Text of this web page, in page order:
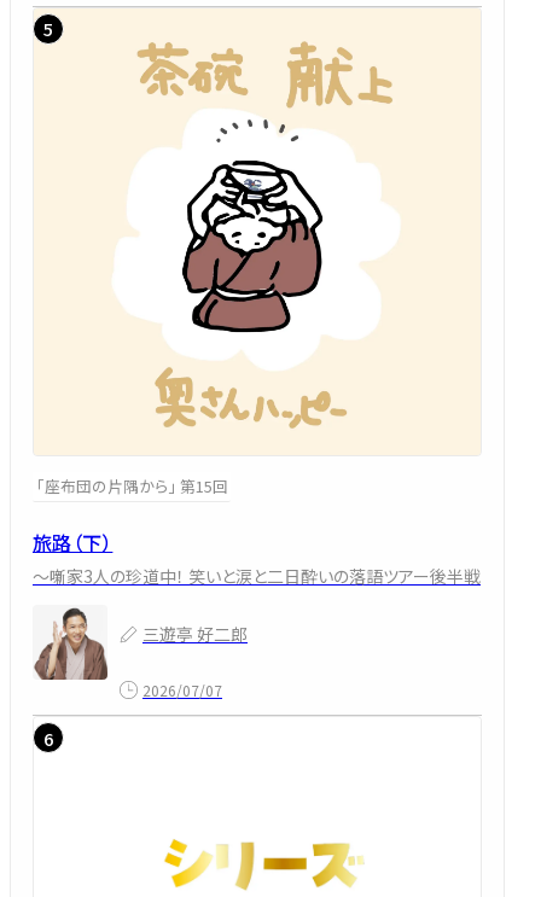
「座布団の片隅から」 第15回
旅路（下）
～噺家3人の珍道中！ 笑いと涙と二日酔いの落語ツアー後半戦
三遊亭 好二郎
2026/07/07